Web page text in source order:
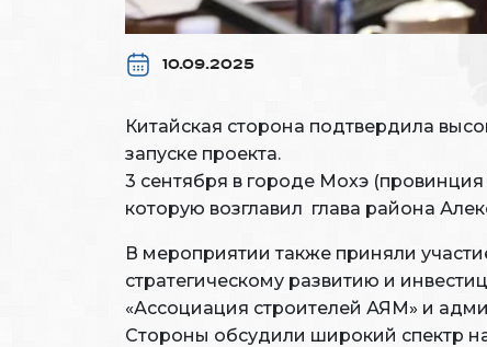
10.09.2025
Китайская сторона подтвердила
запуске проекта.
3 сентября в городе Мохэ
которую возглавил глава района
В мероприятии также приняли
стратегическому развитию и
«Ассоциация строителей АЯМ» и
Стороны обсудили широкий спектр